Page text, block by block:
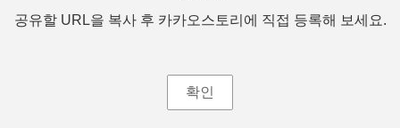
공유할 URL을 복사 후 카카오스토리에 직접 등록해 보세요.
확인